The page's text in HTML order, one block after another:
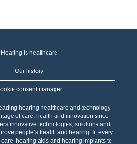
Hearing is healthcare
Our history
consent manager
hearing healthcare and technology
of care, health and innovation since
innovative technologies, solutions and
people’s health and hearing. In every
hearing aids and hearing implants to